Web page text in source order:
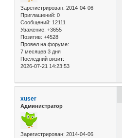
Зарегистрирован: 2014-04-06
Приглашений: 0
Сообщений: 12111
Уважение: +3655
Позитив: +4528
Провел на форуме:
7 месяцев 3 дня
Последний визит:
2026-07-21 14:23:53
xuser
Администратор
Зарегистрирован: 2014-04-06